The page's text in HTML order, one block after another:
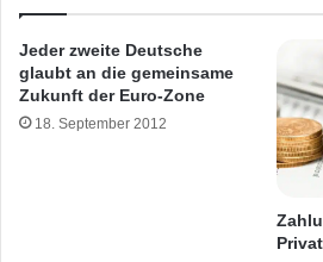
Jeder zweite Deutsche
glaubt an die gemeinsame
Zukunft der Euro-Zone
18. September 2012